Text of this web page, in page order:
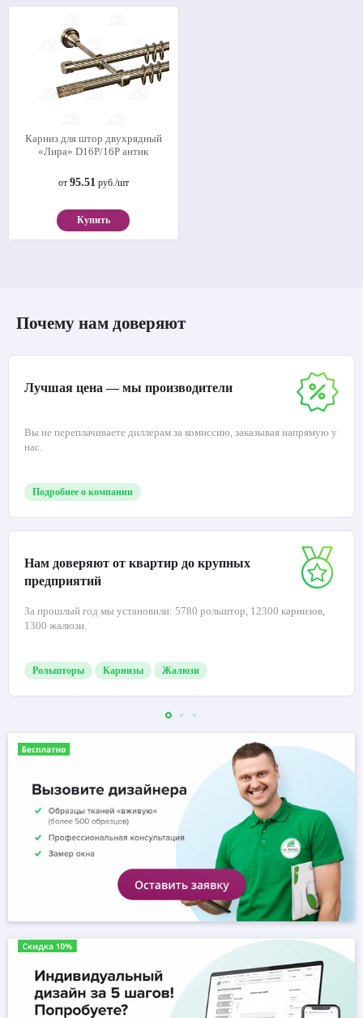
Карниз для штор двухрядный
«Лира» D16Р/16Р антик
от 95.51 руб./шт
Купить
Почему нам доверяют
Лучшая цена — мы производители
Вы не переплачиваете диллерам за комиссию, заказывая напрямую у
нас.
Подробнее о компании
Нам доверяют от квартир до крупных
предприятий
За прошлый год мы установили: 5780 рольштор, 12300 карнизов,
1300 жалюзи.
Рольшторы Карнизы Жалюзи